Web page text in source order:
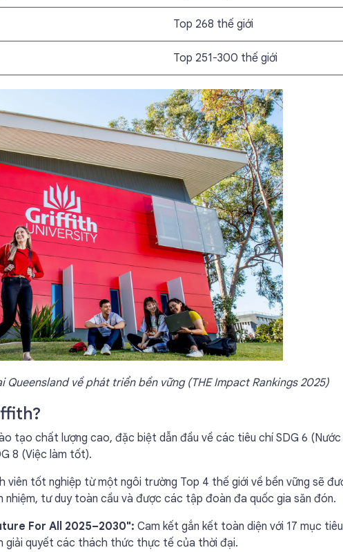
Top 268 thế giới
Top 251-300 thế giới
về phát triển bền vững (THE Impact Rankings 2025)
tạo chất lượng cao, đặc biệt dẫn đầu về các tiêu chí SDG 6 (Nước
8 (Việc làm tốt).
viên tốt nghiệp từ một ngôi trường Top 4 thế giới về bền vững sẽ
tư duy toàn cầu và được các tập đoàn đa quốc gia săn đón.
For All 2025–2030": Cam kết gắn kết toàn diện với 17 mục
giải quyết các thách thức thực tế của thời đại.